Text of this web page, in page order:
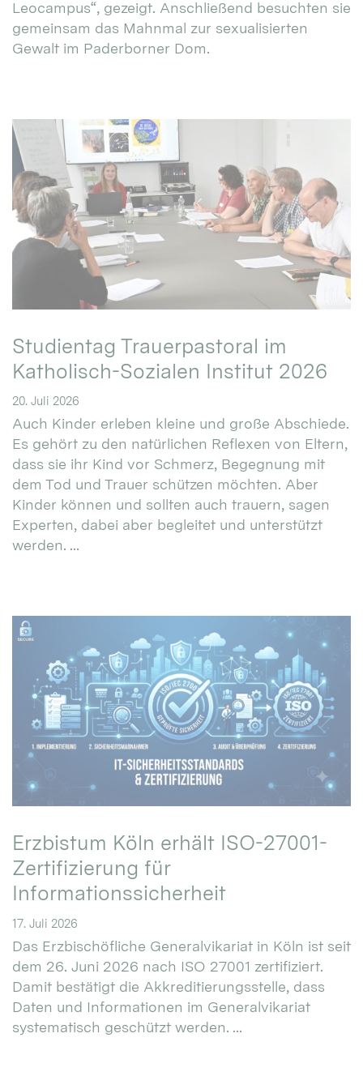
Leocampus“, gezeigt. Anschließend besuchten sie
gemeinsam das Mahnmal zur sexualisierten
Gewalt im Paderborner Dom.
Studientag Trauerpastoral im
Katholisch-Sozialen Institut 2026
20. Juli 2026
Auch Kinder erleben kleine und große Abschiede.
Es gehört zu den natürlichen Reflexen von Eltern,
dass sie ihr Kind vor Schmerz, Begegnung mit
dem Tod und Trauer schützen möchten. Aber
Kinder können und sollten auch trauern, sagen
Experten, dabei aber begleitet und unterstützt
werden. ...
Erzbistum Köln erhält ISO-27001-
Zertifizierung für
Informationssicherheit
17. Juli 2026
Das Erzbischöfliche Generalvikariat in Köln ist seit
dem 26. Juni 2026 nach ISO 27001 zertifiziert.
Damit bestätigt die Akkreditierungsstelle, dass
Daten und Informationen im Generalvikariat
systematisch geschützt werden. ...